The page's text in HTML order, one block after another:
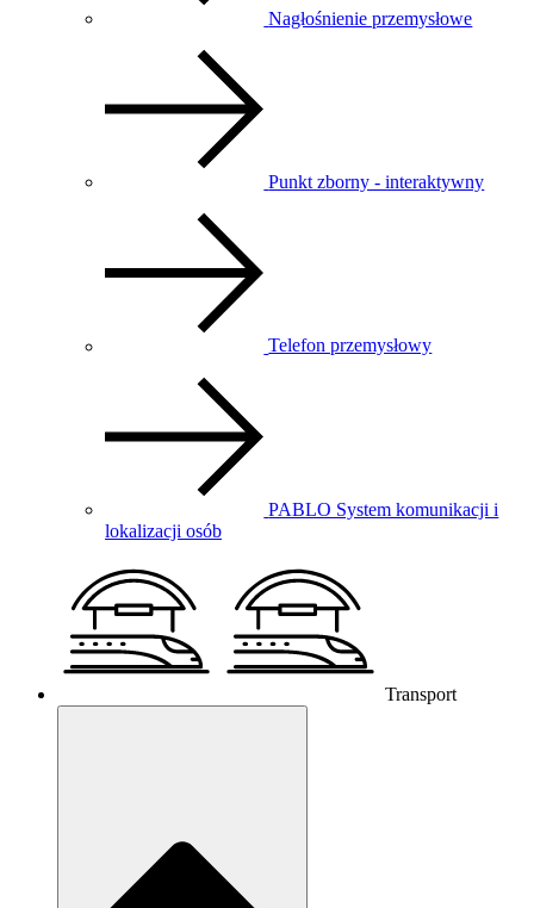
Nagłośnienie przemysłowe
Punkt zborny - interaktywny
Telefon przemysłowy
PABLO System komunikacji i
lokalizacji osób
Transport